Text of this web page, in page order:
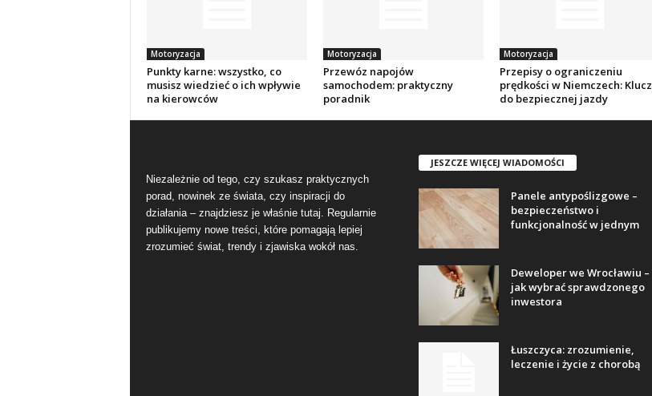
Motoryzacja
Punkty karne: wszystko, co
musisz wiedzieć o ich wpływie
na kierowców
Motoryzacja
Przewóz napojów
samochodem: praktyczny
poradnik
Motoryzacja
Przepisy o ograniczeniu
prędkości w Niemczech: Klucz
do bezpiecznej jazdy
Niezależnie od tego, czy szukasz praktycznych
porad, nowinek ze świata, czy inspiracji do
działania – znajdziesz je właśnie tutaj. Regularnie
publikujemy nowe treści, które pomagają lepiej
zrozumieć świat, trendy i zjawiska wokół nas.
JESZCZE WIĘCEJ WIADOMOŚCI
Panele antypoślizgowe –
bezpieczeństwo i
funkcjonalność w jednym
Deweloper we Wrocławiu –
jak wybrać sprawdzonego
inwestora
Łuszczyca: zrozumienie,
leczenie i życie z chorobą